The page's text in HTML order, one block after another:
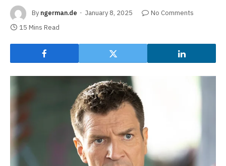
By ngerman.de January 8, 2025
No Comments
15 Mins Read